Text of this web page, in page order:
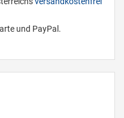
und PayPal.